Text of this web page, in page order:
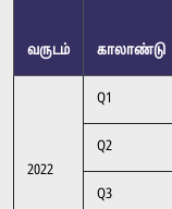
வருடம் காலாண்டு
2022
Q1
Q2
Q3